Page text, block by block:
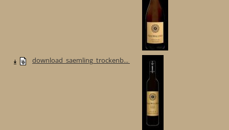
download_saemling_trockenb...